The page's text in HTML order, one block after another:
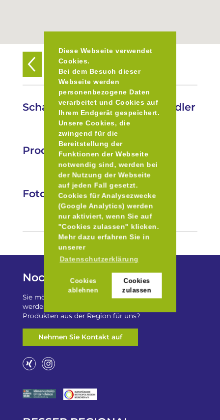
Diese Webseite verwendet
Cookies.
Bei dem Besuch dieser
Webseite werden
personenbezogene Daten
verarbeitet und Cookies auf
Ihrem Endgerät gespeichert.
Unsere Cookies, die
zwingend für die
Bereitstellung der
Funktionen der Webseite
notwendig sind, werden bei
der Nutzung der Webseite
auf jeden Fall gesetzt.
Cookies für Analysezwecke
(Google Analytics) werden
nur aktiviert, wenn Sie auf
"Cookies zulassen" klicken.
Mehr dazu erfahren Sie in
unserer
Datenschutzerklärung
Cookies
ablehnen
Cookies
zulassen
Zurück zur Übersicht
Schacherbauerhof Georg Stadler
Produkte
Fotos
Noch Fragen?
Sie möchten auf „Besser Regional“ gelistet
werden? Oder haben Sie einen Freizeittip zu
Produkten aus der Region für uns?
Nehmen Sie Kontakt auf